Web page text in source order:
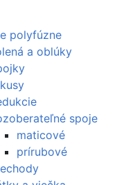
polyfúzne
a oblúky
spoje
maticové
prírubové